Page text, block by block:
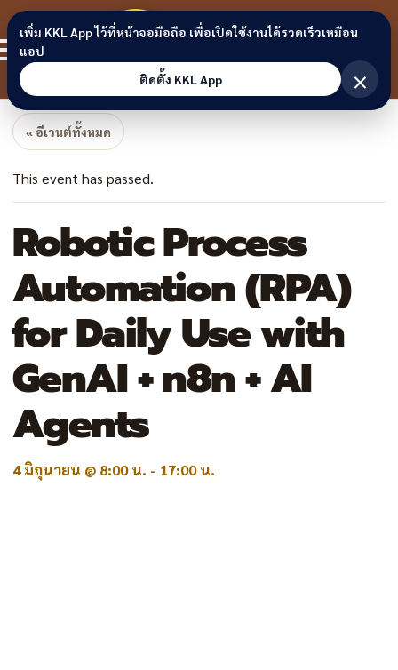
Skip to content
ขอนแก่น
ลิงก์
« อีเวนต์ทั้งหมด
This event has passed.
Robotic Process
Automation (RPA)
for Daily Use with
GenAI + n8n + AI
Agents
4 มิถุนายน @ 8:00 น. - 17:00 น.
เพิ่ม KKL App ไว้ที่หน้าจอมือถือ เพื่อเปิดใช้งานได้รวดเร็วเหมือน
แอป
ติดตั้ง KKL App
×